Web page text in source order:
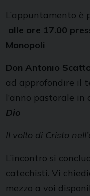
L’appuntamento è
alle ore 17.00
Monopoli
Don Antonio
ad approfondire il
l’anno pastorale in
Dio
Il volto di Cristo
L’incontro si
catechisti. Vi
mezzo a voi